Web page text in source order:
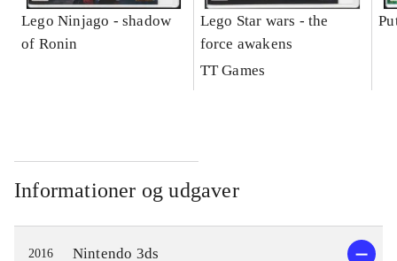
Lego Ninjago - shadow
of Ronin
Lego Star wars - the
force awakens
TT Games
Informationer og udgaver
2016 Nintendo 3ds